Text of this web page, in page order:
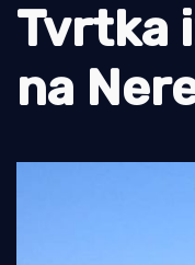
Tradicija i kultura
Tvrtka
na